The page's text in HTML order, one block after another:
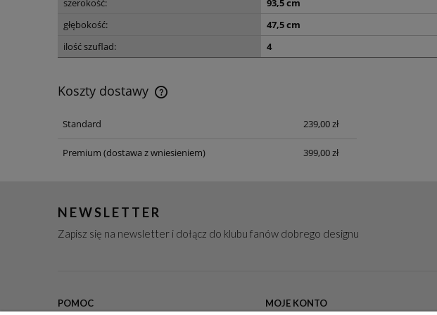
szerokość:
93,5 cm
głębokość:
47,5 cm
ilość szuflad:
4
Koszty dostawy
Koszt dostawy dotyczy przesyłek na
Standard 239,00 zł
Premium (dostawa z wniesieniem) 399,00 zł
NEWSLETTER
Zapisz się na newsletter i dołącz do klubu fanów dobrego designu
POMOC MOJE KONTO